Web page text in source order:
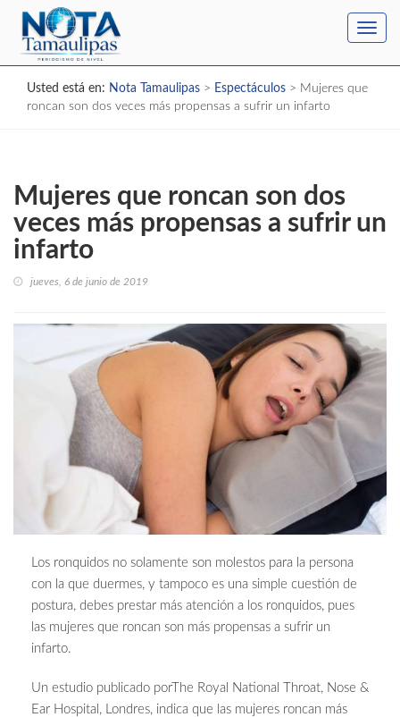
Usted está en: Nota Tamaulipas > Espectáculos > Mujeres que
roncan son dos veces más propensas a sufrir un infarto
Mujeres que roncan son dos
veces más propensas a sufrir un
infarto
jueves, 6 de junio de 2019
Los ronquidos no solamente son molestos para la persona
con la que duermes, y tampoco es una simple cuestión de
postura, debes prestar más atención a los ronquidos, pues
las mujeres que roncan son más propensas a sufrir un
infarto.
Un estudio publicado porThe Royal National Throat, Nose &
Ear Hospital, Londres, indica que las mujeres roncan más